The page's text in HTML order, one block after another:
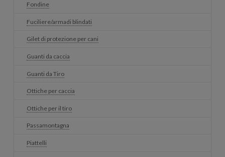
Fondine
Fuciliere/armadi blindati
Gilet di protezione per cani
Guanti da caccia
Guanti da Tiro
Ottiche per caccia
Ottiche per il tiro
Passamontagna
Piattelli